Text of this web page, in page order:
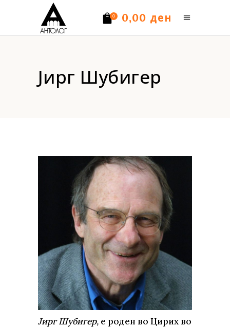
0 0,00 ден
Јирг Шубигер
Јирг Шубигер, е роден во Цирих во